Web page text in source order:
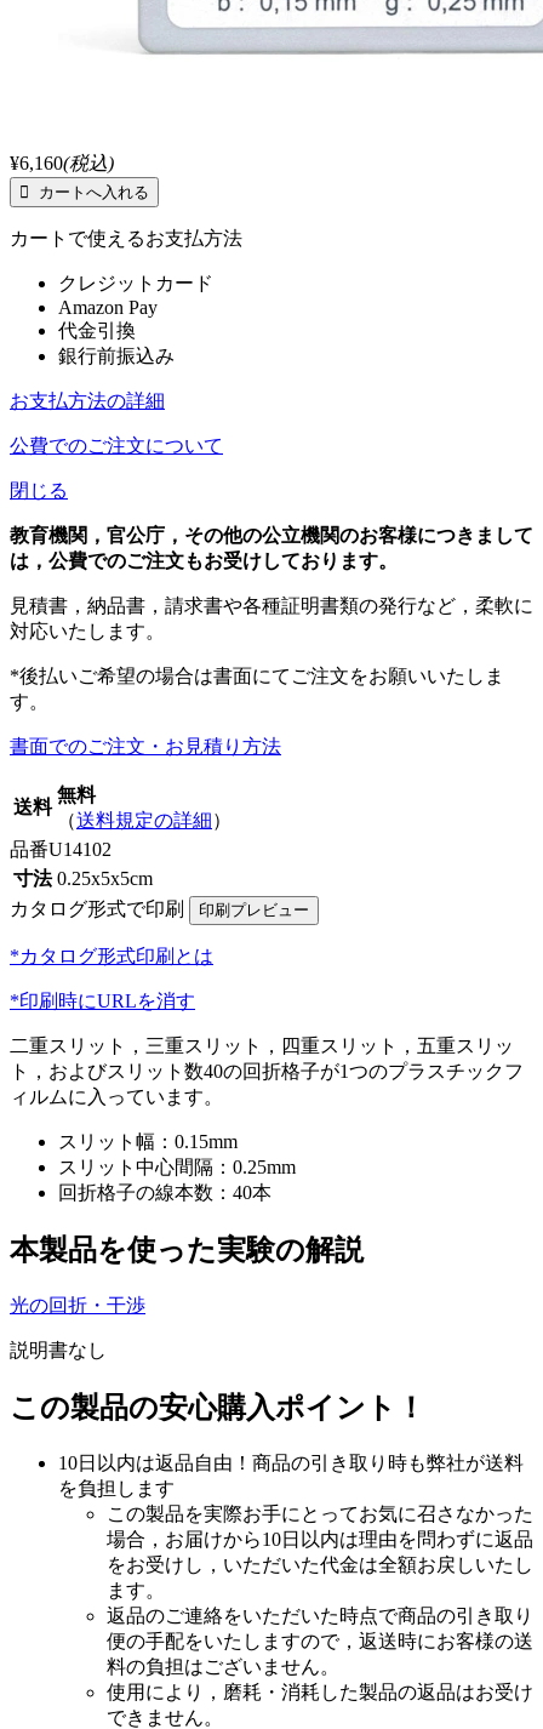
¥6,160(税込)
カートで使えるお支払方法
クレジットカード
Amazon Pay
代金引換
銀行前振込み
お支払方法の詳細
公費でのご注文について
閉じる
教育機関，官公庁，その他の公立機関のお客様につきまして
は，公費でのご注文もお受けしております。
見積書，納品書，請求書や各種証明書類の発行など，柔軟に
対応いたします。
*後払いご希望の場合は書面にてご注文をお願いいたしま
す。
書面でのご注文・お見積り方法
送料
無料
（送料規定の詳細）
品番U14102
寸法 0.25x5x5cm
カタログ形式で印刷
*カタログ形式印刷とは
*印刷時にURLを消す
二重スリット，三重スリット，四重スリット，五重スリッ
ト，およびスリット数40の回折格子が1つのプラスチックフ
ィルムに入っています。
スリット幅：0.15mm
スリット中心間隔：0.25mm
回折格子の線本数：40本
本製品を使った実験の解説
光の回折・干渉
説明書なし
この製品の安心購入ポイント！
10日以内は返品自由！商品の引き取り時も弊社が送料
を負担します
この製品を実際お手にとってお気に召さなかった
場合，お届けから10日以内は理由を問わずに返品
をお受けし，いただいた代金は全額お戻しいたし
ます。
返品のご連絡をいただいた時点で商品の引き取り
便の手配をいたしますので，返送時にお客様の送
料の負担はございません。
使用により，磨耗・消耗した製品の返品はお受け
できません。